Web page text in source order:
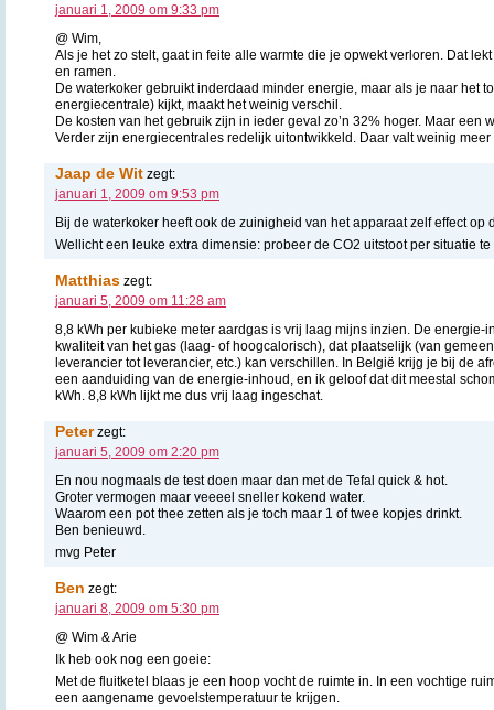
januari 1, 2009 om 9:33 pm
@ Wim,
Als je het zo stelt, gaat in feite alle warmte die je opwekt verloren. Dat
en ramen.
De waterkoker gebruikt inderdaad minder energie, maar als je naar het
energiecentrale) kijkt, maakt het weinig verschil.
De kosten van het gebruik zijn in ieder geval zo’n 32% hoger. Maar een
Verder zijn energiecentrales redelijk uitontwikkeld. Daar valt weinig
Jaap de Wit zegt:
januari 1, 2009 om 9:53 pm
Bij de waterkoker heeft ook de zuinigheid van het apparaat zelf effect op
Wellicht een leuke extra dimensie: probeer de CO2 uitstoot per situatie
Matthias zegt:
januari 5, 2009 om 11:28 am
8,8 kWh per kubieke meter aardgas is vrij laag mijns inzien. De energie-
kwaliteit van het gas (laag- of hoogcalorisch), dat plaatselijk (van
leverancier tot leverancier, etc.) kan verschillen. In België krijg je bij de
een aanduiding van de energie-inhoud, en ik geloof dat dit meestal
kWh. 8,8 kWh lijkt me dus vrij laag ingeschat.
Peterzegt:
januari 5, 2009 om 2:20 pm
En nou nogmaals de test doen maar dan met de Tefal quick & hot.
Groter vermogen maar veeeel sneller kokend water.
Waarom een pot thee zetten als je toch maar 1 of twee kopjes drinkt.
Ben benieuwd.
mvg Peter
Ben zegt:
januari 8, 2009 om 5:30 pm
@ Wim & Arie
Ik heb ook nog een goeie:
Met de fluitketel blaas je een hoop vocht de ruimte in. In een vochtige
een aangename gevoelstemperatuur te krijgen.